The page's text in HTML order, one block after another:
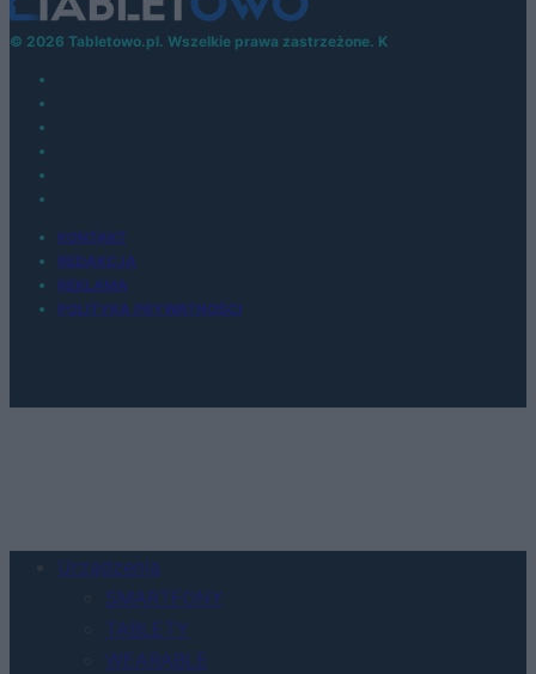
© 2026 Tabletowo.pl. Wszelkie prawa zastrzeżone. K
KONTAKT
REDAKCJA
REKLAMA
POLITYKA PRYWATNOŚCI
Urządzenia
SMARTFONY
TABLETY
WEARABLE